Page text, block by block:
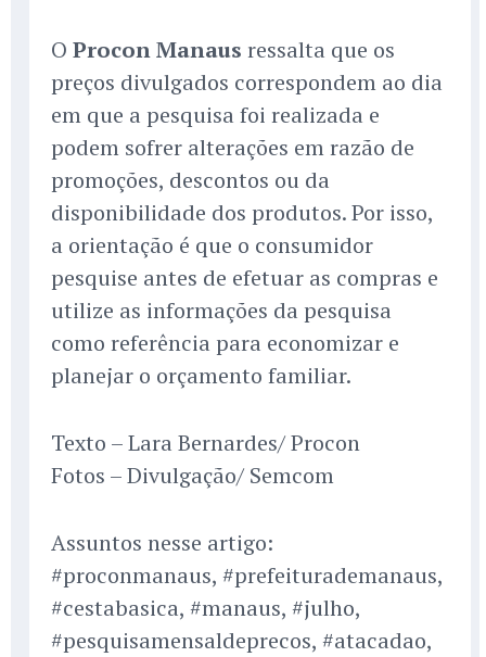
O Procon Manaus ressalta que os
preços divulgados correspondem ao dia
em que a pesquisa foi realizada e
podem sofrer alterações em razão de
promoções, descontos ou da
disponibilidade dos produtos. Por isso,
a orientação é que o consumidor
pesquise antes de efetuar as compras e
utilize as informações da pesquisa
como referência para economizar e
planejar o orçamento familiar.
Texto – Lara Bernardes/ Procon
Fotos – Divulgação/ Semcom
Assuntos nesse artigo:
#proconmanaus, #prefeiturademanaus,
#cestabasica, #manaus, #julho,
#pesquisamensaldeprecos, #atacadao,